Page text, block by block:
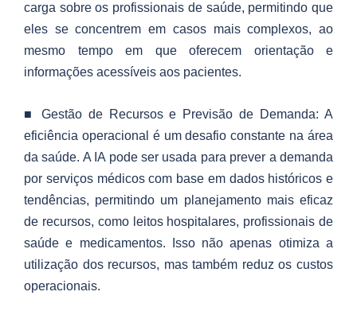
carga sobre os profissionais de saúde, permitindo que
eles se concentrem em casos mais complexos, ao
mesmo tempo em que oferecem orientação e
informações acessíveis aos pacientes.
■ Gestão de Recursos e Previsão de Demanda: A
eficiência operacional é um desafio constante na área
da saúde. A IA pode ser usada para prever a demanda
por serviços médicos com base em dados históricos e
tendências, permitindo um planejamento mais eficaz
de recursos, como leitos hospitalares, profissionais de
saúde e medicamentos. Isso não apenas otimiza a
utilização dos recursos, mas também reduz os custos
operacionais.